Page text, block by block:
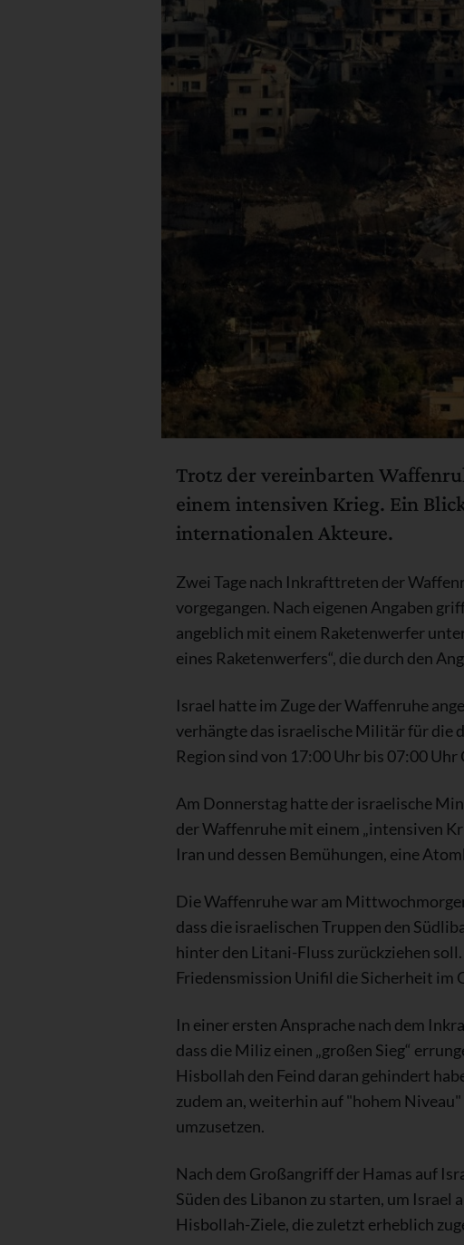
Trotz der vereinbarten
einem intensiven Krieg. Ein
internationalen Akteure.
Zwei Tage nach Inkrafttreten der
vorgegangen. Nach eigenen Angaben
angeblich mit einem Raketenwerfer
eines Raketenwerfers“, die durch den
Israel hatte im Zuge der Waffenruhe
verhängte das israelische Militär für die
Region sind von 17:00 Uhr bis 07:00
Am Donnerstag hatte der israelische
der Waffenruhe mit einem „intensiven
Iran und dessen Bemühungen, eine
Die Waffenruhe war am
dass die israelischen Truppen den
hinter den Litani-Fluss zurückziehen
Friedensmission Unifil die Sicherheit im
In einer ersten Ansprache nach dem
dass die Miliz einen „großen Sieg“
Hisbollah den Feind daran gehindert
zudem an, weiterhin auf "hohem
umzusetzen.
Nach dem Großangriff der Hamas auf
Süden des Libanon zu starten, um
Hisbollah-Ziele, die zuletzt erheblich